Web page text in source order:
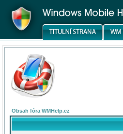
Obsah fóra WMHelp.cz